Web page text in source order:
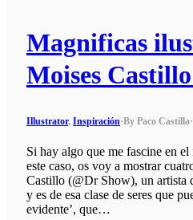
Magnificas
Moises
Illustrator, Inspiración·By Paco Castilla·
Si hay algo que me fascine en
este caso, os voy a mostrar
Castillo (@Dr Show), un artista
y es de esa clase de seres que
evidente’, que…